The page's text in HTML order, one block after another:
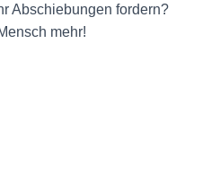
Abschiebungen fordern?
mehr!